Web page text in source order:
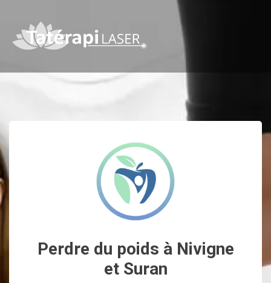
Perdre du poids à Nivigne
et Suran